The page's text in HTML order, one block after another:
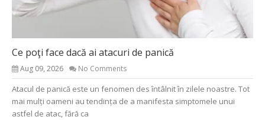
Ce poţi face dacă ai atacuri de panică
Aug 09, 2026 No Comments
Atacul de panică este un fenomen des întâlnit în zilele noastre. Tot
mai mulți oameni au tendința de a manifesta simptomele unui
astfel de atac, fără ca